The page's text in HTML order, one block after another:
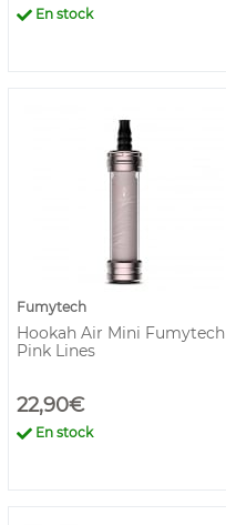
En stock
Fumytech
Hookah Air Mini Fumytech
Pink Lines
22,90€
En stock